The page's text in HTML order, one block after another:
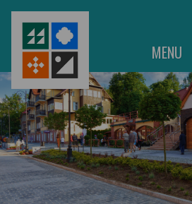
MENU